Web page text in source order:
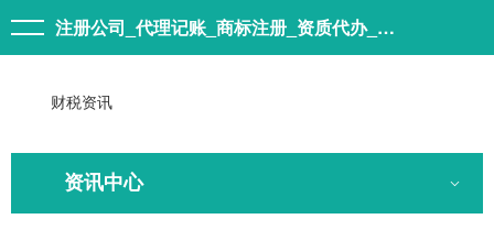
注册公司_代理记账_商标注册_资质代办_森象集团
财税资讯
资讯中心